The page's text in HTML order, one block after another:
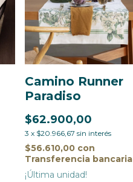
Camino Runner
Paradiso
$62.900,00
3 x $20.966,67 sin interés
$56.610,00 con
Transferencia bancaria
¡Última unidad!